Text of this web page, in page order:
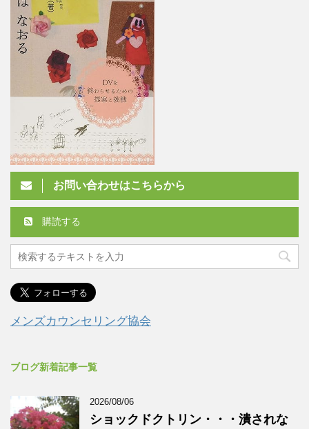
お問い合わせはこちらから
購読する
メンズカウンセリング協会
ブログ新着記事一覧
2026/08/06
ショックドクトリン・・・潰されな